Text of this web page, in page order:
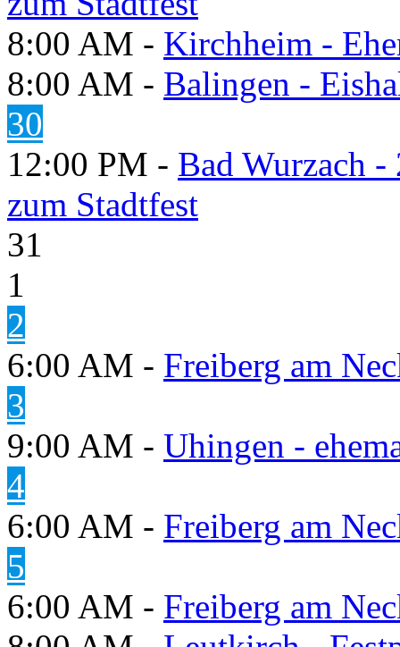
8:00 AM - Kirchheim -
8:00 AM - Balingen -
30
12:00 PM - Bad Wurzach
zum Stadtfest
31
1
2
6:00 AM - Freiberg am
3
9:00 AM - Uhingen -
4
6:00 AM - Freiberg am
5
6:00 AM - Freiberg am